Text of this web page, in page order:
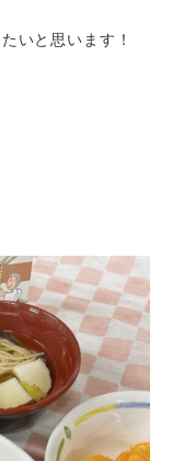
いと思います！